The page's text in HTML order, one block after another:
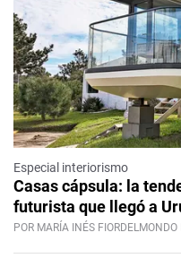
Especial interiorismo
Casas cápsula: la
futurista que llegó a
POR MARÍA INÉS FIORDELMONDO